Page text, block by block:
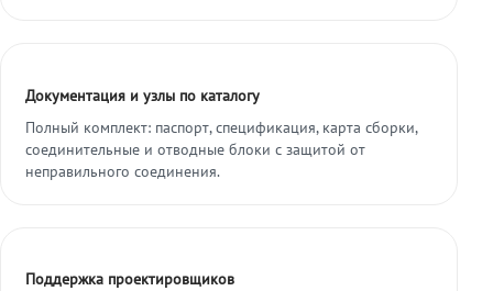
Документация и узлы по каталогу
Полный комплект: паспорт, спецификация, карта сборки,
соединительные и отводные блоки с защитой от
неправильного соединения.
Поддержка проектировщиков